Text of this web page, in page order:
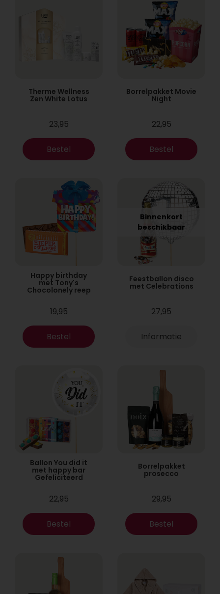
Therme Wellness
Zen White Lotus
23,95
Bestel
Borrelpakket Movie
Night
22,95
Bestel
Happy birthday
met Tony's
Chocolonely reep
19,95
Bestel
Binnenkort
beschikbaar
Feestballon disco
met Celebrations
27,95
Informatie
Ballon You did it
met happy bar
Gefeliciteerd
22,95
Bestel
Borrelpakket
prosecco
29,95
Bestel